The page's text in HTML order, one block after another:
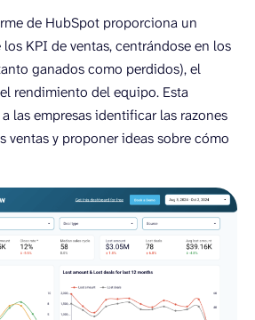
de HubSpot proporciona un
KPI de ventas, centrándose en los
ganados como perdidos), el
rendimiento del equipo. Esta
las empresas identificar las razones
ventas y proponer ideas sobre cómo